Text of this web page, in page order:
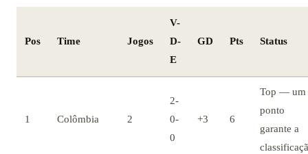
Pos Time Jogos
V-
D-
E
GD Pts Status
1 Colômbia 2
2-
0-
0
+3 6
Top — um
ponto
garante a